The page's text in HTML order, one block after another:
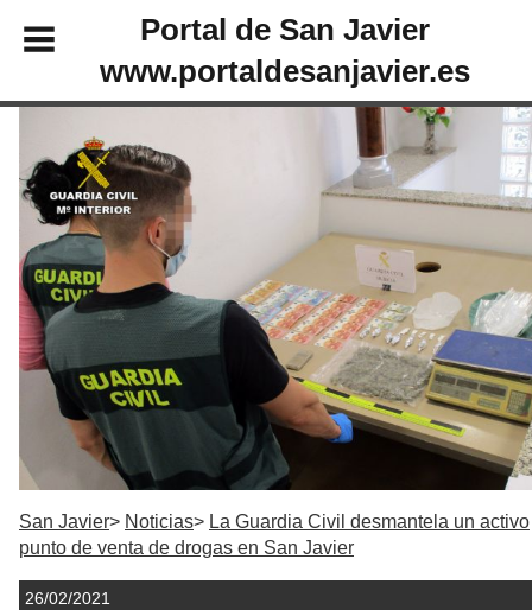
Portal de San Javier
www.portaldesanjavier.es
San Javier Noticias
La Guardia Civil desmantela un activo
punto de venta de drogas en San Javier
26/02/2021